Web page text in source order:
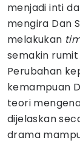
menjadi inti
mengira Dan
melakukan
semakin
Perubahan
kemampuan
teori
dijelaskan
drama